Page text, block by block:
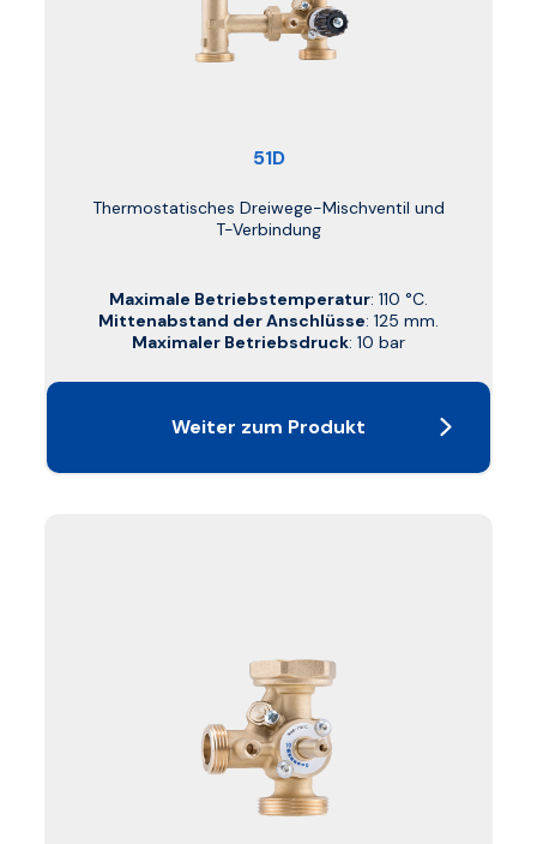
51D
Thermostatisches Dreiwege-Mischventil und
T-Verbindung
Maximale Betriebstemperatur: 110 °C.
Mittenabstand der Anschlüsse: 125 mm.
Maximaler Betriebsdruck: 10 bar
Weiter zum Produkt